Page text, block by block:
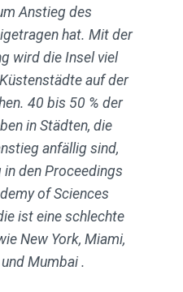
Anstieg des
hat. Mit der
wird die Insel viel
auf der
40 bis 50 % der
in Städten, die
anfällig sind,
den Proceedings
of Sciences
ist eine schlechte
New York, Miami,
Mumbai .